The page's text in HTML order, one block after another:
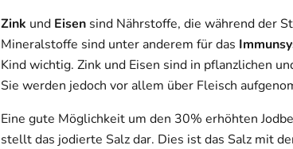
Zink und Eisen sind Nährstoffe, die während der
Mineralstoffe sind unter anderem für das
Kind wichtig. Zink und Eisen sind in pflanzlichen
Sie werden jedoch vor allem über Fleisch
Eine gute Möglichkeit um den 30% erhöhten
stellt das jodierte Salz dar. Dies ist das Salz mit